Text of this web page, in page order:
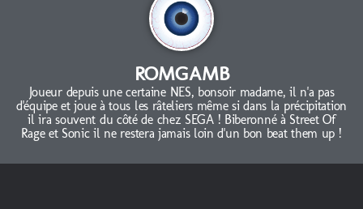
ROMGAMB
Joueur depuis une certaine NES, bonsoir madame, il n'a pas
d'équipe et joue à tous les râteliers même si dans la précipitation
il ira souvent du côté de chez SEGA ! Biberonné à Street Of
Rage et Sonic il ne restera jamais loin d'un bon beat them up !